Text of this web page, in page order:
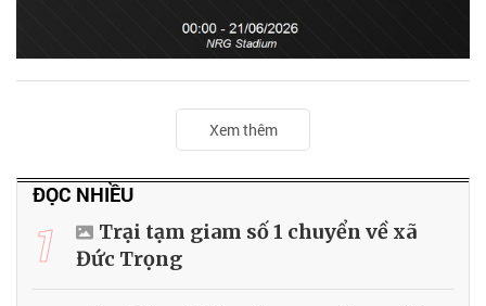
Xem thêm
ĐỌC NHIỀU
1
Trại tạm giam số 1 chuyển về xã
Đức Trọng